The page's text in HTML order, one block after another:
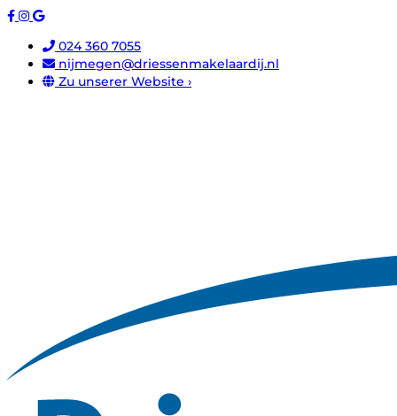
024 360 7055
nijmegen@driessenmakelaardij.nl
Zu unserer Website ›